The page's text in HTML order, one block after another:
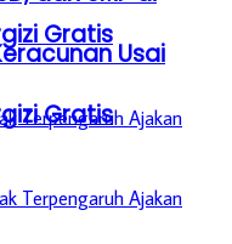
Gratis
Usai
Gratis